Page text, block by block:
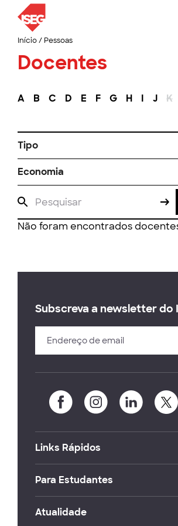
Início/ Pessoas
Docentes
A B C D E F G H I J K
Tipo
Economia
Não foram encontrados
Subscreva a newsletter do
Links Rápidos
Para Estudantes
Atualidade